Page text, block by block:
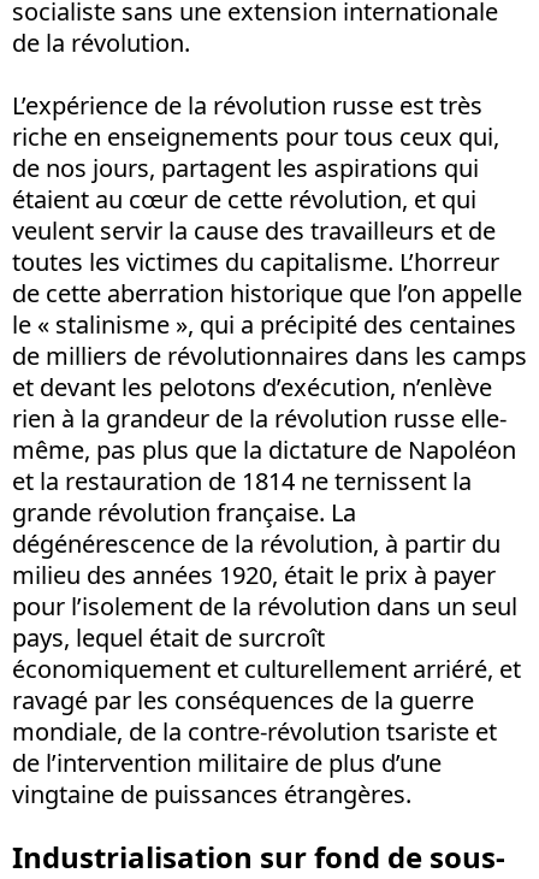
socialiste sans une extension internationale
de la révolution.
L’expérience de la révolution russe est très
riche en enseignements pour tous ceux qui,
de nos jours, partagent les aspirations qui
étaient au cœur de cette révolution, et qui
veulent servir la cause des travailleurs et de
toutes les victimes du capitalisme. L’horreur
de cette aberration historique que l’on appelle
le « stalinisme », qui a précipité des centaines
de milliers de révolutionnaires dans les camps
et devant les pelotons d’exécution, n’enlève
rien à la grandeur de la révolution russe elle-
même, pas plus que la dictature de Napoléon
et la restauration de 1814 ne ternissent la
grande révolution française. La
dégénérescence de la révolution, à partir du
milieu des années 1920, était le prix à payer
pour l’isolement de la révolution dans un seul
pays, lequel était de surcroît
économiquement et culturellement arriéré, et
ravagé par les conséquences de la guerre
mondiale, de la contre-révolution tsariste et
de l’intervention militaire de plus d’une
vingtaine de puissances étrangères.
Industrialisation sur fond de sous-